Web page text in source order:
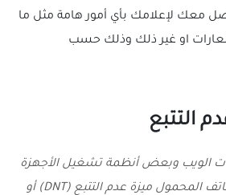
معك لإعلامك بأي أمور هامة مثل ما
او غير ذلك وذلك حسب
وبعض أنظمة تشغيل الأجهزة
المحمولة وتطبيقات الهاتف المحمول ميزة عدم التتبع (DNT) أو